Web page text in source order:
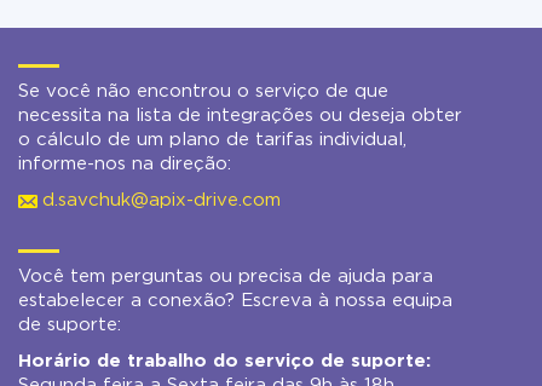
Se você não encontrou o serviço de que
necessita na lista de integrações ou deseja obter
o cálculo de um plano de tarifas individual,
informe-nos na direção:
d.savchuk@apix-drive.com
Você tem perguntas ou precisa de ajuda para
estabelecer a conexão? Escreva à nossa equipa
de suporte:
Horário de trabalho do serviço de suporte: